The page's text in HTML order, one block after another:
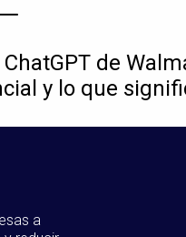
de
y lo que
a